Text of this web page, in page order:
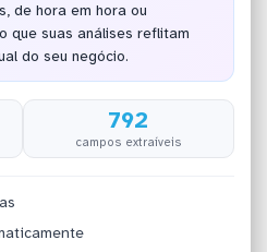
de hora em hora ou
que suas análises reflitam
do seu negócio.
792
campos extraíveis